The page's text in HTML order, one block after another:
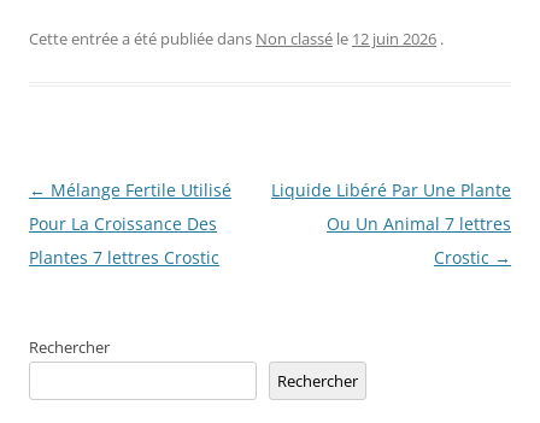
Cette entrée a été publiée dans Non classé le 12 juin 2026 .
Navigation
des
articles
← Mélange Fertile Utilisé
Pour La Croissance Des
Plantes 7 lettres Crostic
Liquide Libéré Par Une Plante
Ou Un Animal 7 lettres
Crostic →
Rechercher
Rechercher